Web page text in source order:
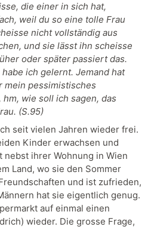
die einer in sich hat,
weil du so eine tolle Frau
nicht vollständig aus
und sie lässt ihn scheisse
oder später passiert das.
ich gelernt. Jemand hat
mein pessimistisches
wie soll ich sagen, das
(S.95)
seit vielen Jahren wieder frei.
Kinder erwachsen und
nebst ihrer Wohnung in Wien
Land, wo sie den Sommer
und ist zufrieden,
hat sie eigentlich genug.
auf einmal einen
wieder. Die grosse Frage,